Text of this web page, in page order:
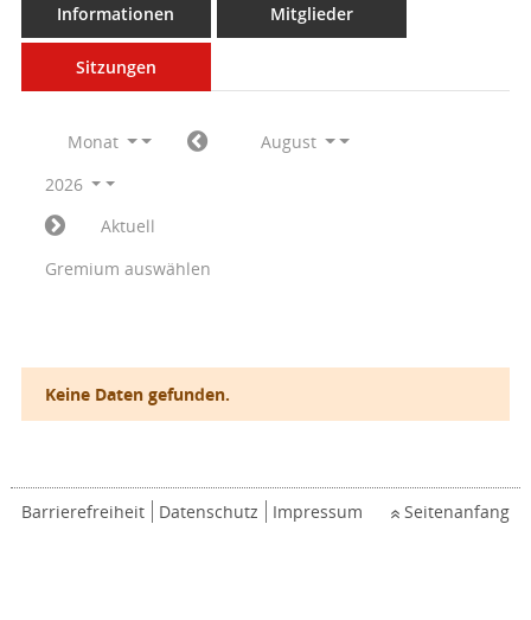
Informationen Mitglieder
Sitzungen
Monat
August
2026
Aktuell
Gremium auswählen
Keine Daten gefunden.
Barrierefreiheit Datenschutz Impressum Seitenanfang